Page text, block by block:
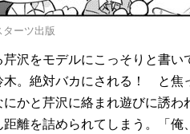
ーツ出版
沢をモデルにこっそりと書い
木。絶対バカにされる！ と焦
かと芹沢に絡まれ遊びに誘わ
離を詰められてしまう。「俺